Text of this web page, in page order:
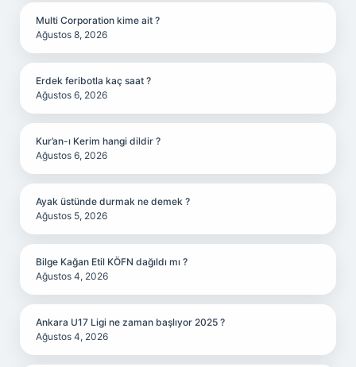
Multi Corporation kime ait ?
Ağustos 8, 2026
Erdek feribotla kaç saat ?
Ağustos 6, 2026
Kur’an-ı Kerim hangi dildir ?
Ağustos 6, 2026
Ayak üstünde durmak ne demek ?
Ağustos 5, 2026
Bilge Kağan Etil KÖFN dağıldı mı ?
Ağustos 4, 2026
Ankara U17 Ligi ne zaman başlıyor 2025 ?
Ağustos 4, 2026